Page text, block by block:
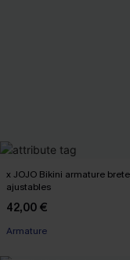
x JOJO Bikini armature
ajustables
42,00 €
Armature